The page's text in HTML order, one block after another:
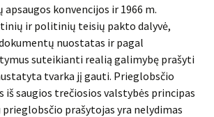
konvencijos ir 1966 m.
ir politinių teisių pakto dalyvė,
nuostatas ir pagal
suteikianti realią galimybę prašyti
tvarka jį gauti. Prieglobsčio
iš saugios trečiosios valstybės principas
prašytojas yra nelydimas